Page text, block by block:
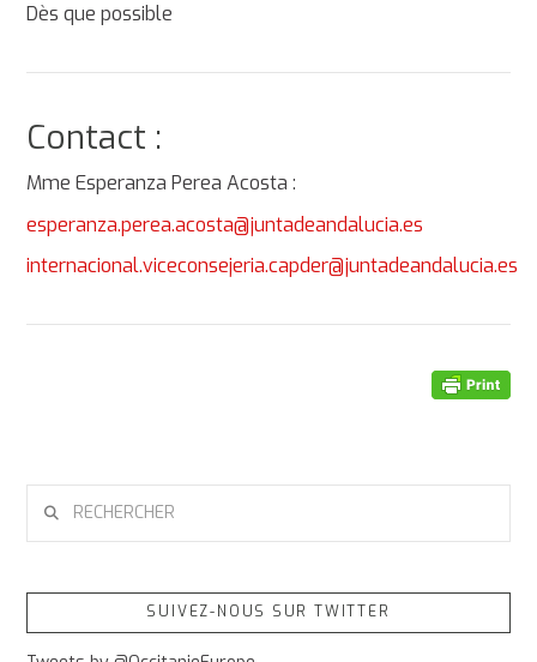
Dès que possible
Contact :
Mme Esperanza Perea Acosta :
esperanza.perea.acosta@juntadeandalucia.es
internacional.viceconsejeria.capder@juntadeandalucia.es
SUIVEZ-NOUS SUR TWITTER